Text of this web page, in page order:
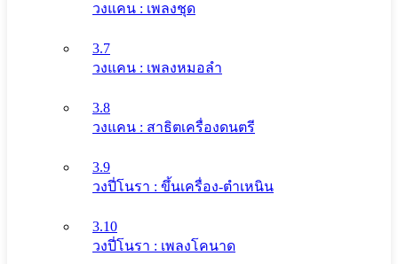
วงแคน : เพลงชุด
3.7
วงแคน : เพลงหมอลำ
3.8
วงแคน : สาธิตเครื่องดนตรี
3.9
วงปี่โนรา : ขึ้นเครื่อง-ตำเหนิน
3.10
วงปี่โนรา : เพลงโคนาด